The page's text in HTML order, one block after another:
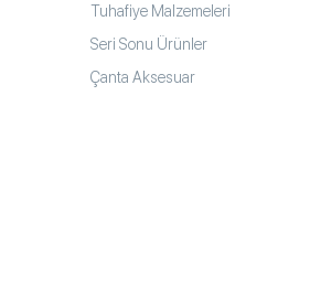
Tuhafiye Malzemeleri
Seri Sonu Ürünler
Çanta Aksesuar